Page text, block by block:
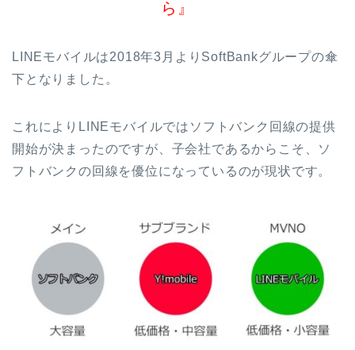
ら』
LINEモバイルは2018年3月よりSoftBankグループの傘
下となりました。
これによりLINEモバイルではソフトバンク回線の提供
開始が決まったのですが、子会社であるからこそ、ソ
フトバンクの回線を優位になっているのが現状です。